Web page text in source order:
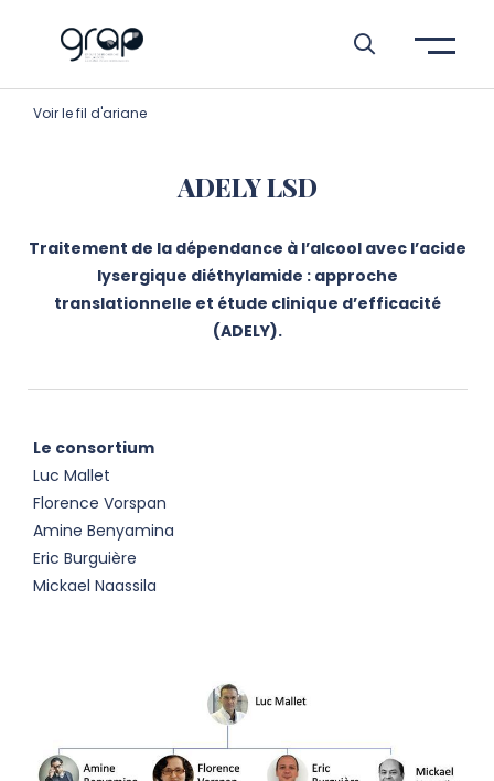
Aller à l’entête de page
Aller au menu principale
Aller au contenu principal
Aller à la recherche
Passer aux cookies
Aller au pied de page
Voir le fil d'ariane
ADELY LSD
Traitement de la dépendance à l’alcool avec l’acide
lysergique diéthylamide : approche
translationnelle et étude clinique d’efficacité
(ADELY).
Le consortium
Luc Mallet
Florence Vorspan
Amine Benyamina
Eric Burguière
Mickael Naassila